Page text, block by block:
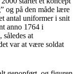
og på den måde lære
antal uniformer i snit
anno 1764 i
således at
var at være soldat